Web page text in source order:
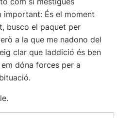
És el moment
busco el paquet per
a la que me nadono del
clar que laddició és ben
dóna forces per a